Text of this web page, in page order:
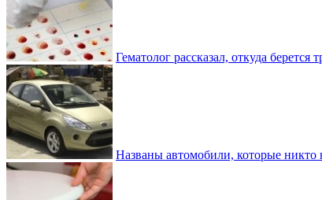
Гематолог рассказал, откуда берется
Названы автомобили, которые никто